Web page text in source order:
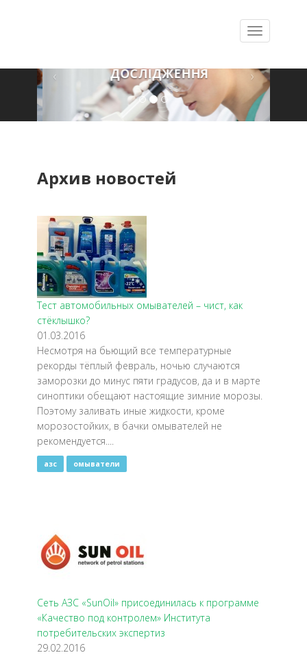
ДОСЛІДЖЕННЯ
‹ ›
Архив новостей
Тест автомобильных омывателей – чист, как
стёклышко?
01.03.2016
Несмотря на бьющий все температурные
рекорды тёплый февраль, ночью случаются
заморозки до минус пяти градусов, да и в марте
синоптики обещают настоящие зимние морозы.
Поэтому заливать иные жидкости, кроме
морозостойких, в бачки омывателей не
рекомендуется....
азс омыватели
Сеть АЗС «SunOil» присоединилась к программе
«Качество под контролем» Института
потребительских экспертиз
29.02.2016